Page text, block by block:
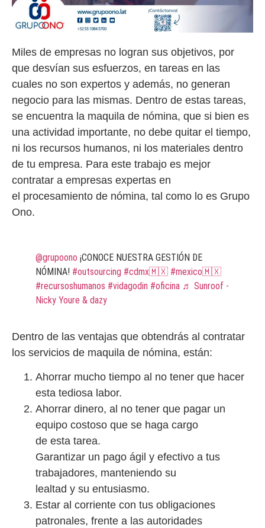
Miles de empresas no logran sus objetivos, por
que desvían sus esfuerzos, en tareas en las
cuales no son expertos y además, no generan
negocio para las mismas. Dentro de estas tareas,
se encuentra la maquila de nómina, que si bien es
una actividad importante, no debe quitar el tiempo,
ni los recursos humanos, ni los materiales dentro
de tu empresa. Para este trabajo es mejor
contratar a empresas expertas en
el procesamiento de nómina, tal como lo es Grupo
Ono.
@grupoono ¡CONOCE NUESTRA GESTIÓN DE
NÓMINA! #outsourcing #cdmx🇲🇽 #mexico🇲🇽
#recursoshumanos #vidagodin #oficina ♬ Sunroof -
Nicky Youre & dazy
Dentro de las ventajas que obtendrás al contratar
los servicios de maquila de nómina, están:
Ahorrar mucho tiempo al no tener que hacer
esta tediosa labor.
Ahorrar dinero, al no tener que pagar un
equipo costoso que se haga cargo
de esta tarea.
Garantizar un pago ágil y efectivo a tus
trabajadores, manteniendo su
lealtad y su entusiasmo.
Estar al corriente con tus obligaciones
patronales, frente a las autoridades